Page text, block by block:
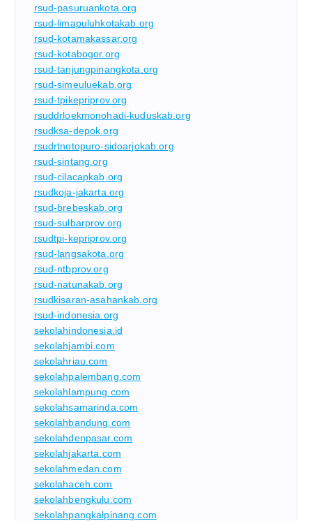
rsud-pasuruankota.org
rsud-limapuluhkotakab.org
rsud-kotamakassar.org
rsud-kotabogor.org
rsud-tanjungpinangkota.org
rsud-simeuluekab.org
rsud-tpikepriprov.org
rsuddrloekmonohadi-kuduskab.org
rsudksa-depok.org
rsudrtnotopuro-sidoarjokab.org
rsud-sintang.org
rsud-cilacapkab.org
rsudkoja-jakarta.org
rsud-brebeskab.org
rsud-sulbarprov.org
rsudtpi-kepriprov.org
rsud-langsakota.org
rsud-ntbprov.org
rsud-natunakab.org
rsudkisaran-asahankab.org
rsud-indonesia.org
sekolahindonesia.id
sekolahjambi.com
sekolahriau.com
sekolahpalembang.com
sekolahlampung.com
sekolahsamarinda.com
sekolahbandung.com
sekolahdenpasar.com
sekolahjakarta.com
sekolahmedan.com
sekolahaceh.com
sekolahbengkulu.com
sekolahpangkalpinang.com